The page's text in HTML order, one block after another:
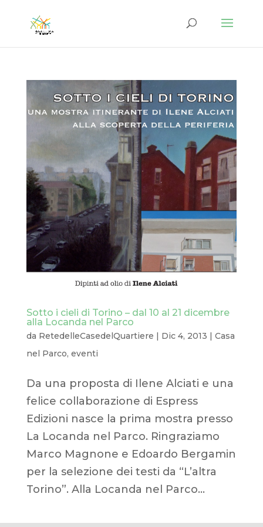
Sotto i cieli di Torino – dal 10 al 21 dicembre
alla Locanda nel Parco
da RetedelleCasedelQuartiere Dic 4, 2013
Casa
nel Parco, eventi
Da una proposta di Ilene Alciati e una
felice collaborazione di Espress
Edizioni nasce la prima mostra presso
La Locanda nel Parco. Ringraziamo
Marco Magnone e Edoardo Bergamin
per la selezione dei testi da “L’altra
Torino”. Alla Locanda nel Parco...